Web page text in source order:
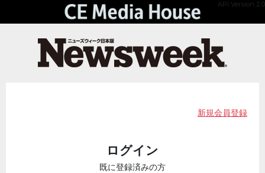
API Version 2.0
新規会員登録
ログイン
既に登録済みの方